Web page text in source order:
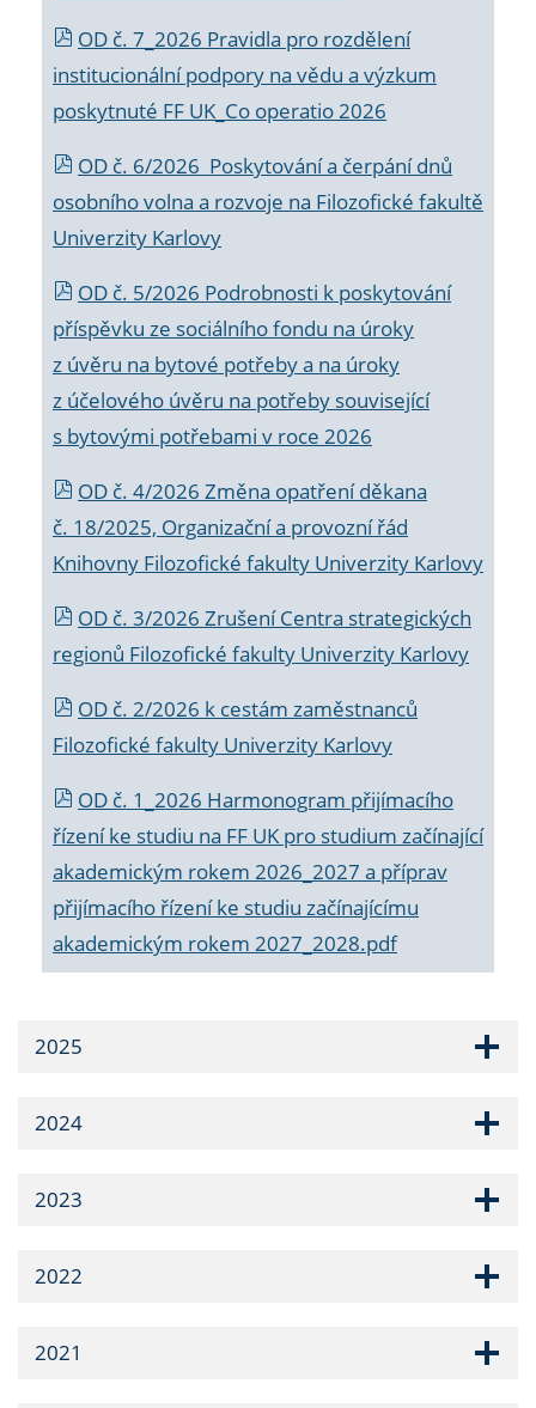
OD č. 7_2026 Pravidla pro rozdělení
institucionální podpory na vědu a výzkum
poskytnuté FF UK_Co operatio 2026
OD č. 6/2026 Poskytování a čerpání dnů
osobního volna a rozvoje na Filozofické fakultě
Univerzity Karlovy
OD č. 5/2026 Podrobnosti k poskytování
příspěvku ze sociálního fondu na úroky
z úvěru na bytové potřeby a na úroky
z účelového úvěru na potřeby související
s bytovými potřebami v roce 2026
OD č. 4/2026 Změna opatření děkana
č. 18/2025, Organizační a provozní řád
Knihovny Filozofické fakulty Univerzity Karlovy
OD č. 3/2026 Zrušení Centra strategických
regionů Filozofické fakulty Univerzity Karlovy
OD č. 2/2026 k cestám zaměstnanců
Filozofické fakulty Univerzity Karlovy
OD č. 1_2026 Harmonogram přijímacího
řízení ke studiu na FF UK pro studium začínající
akademickým rokem 2026_2027 a příprav
přijímacího řízení ke studiu začínajícímu
akademickým rokem 2027_2028.pdf
2025
2024
2023
2022
2021